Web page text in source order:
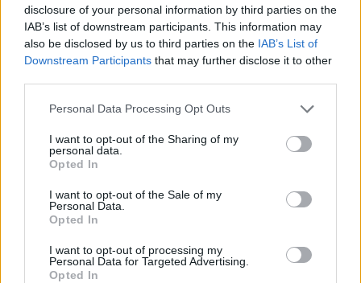
disclosure of your personal information by third parties on the
IAB’s list of downstream participants. This information may
also be disclosed by us to third parties on the IAB’s List of
Downstream Participants that may further disclose it to other
Personal Data Processing Opt Outs
I want to opt-out of the Sharing of my
personal data.
Opted In
I want to opt-out of the Sale of my
Personal Data.
Opted In
I want to opt-out of processing my
Personal Data for Targeted Advertising.
Opted In
* sig. Antonio Datri, presidente dell'Unasca
* dott. Paolo Colangelo, presidente della Confarca
* dott. Gianfranco Wurzburger, presidente dell’Asso.Gio.ca.
* prof. Adriano Giannola, presidente della Fondazione di
Centro storico di Napoli
* ing. Diana Ferrara, responsabile per la sicurezza stradale
di coordinamento di Napoli della direzione generale
territoriale del Sud